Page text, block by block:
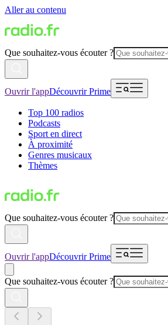
Aller au contenu
Que souhaitez-vous écouter ?
Ouvrir l'appDécouvrir Prime
Top 100 radios
Podcasts
Sport en direct
À proximité
Genres musicaux
Thèmes
Que souhaitez-vous écouter ?
Ouvrir l'appDécouvrir Prime
Que souhaitez-vous écouter ?